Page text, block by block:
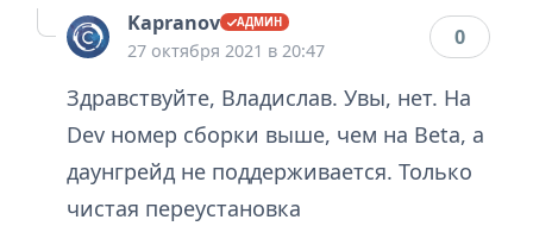
Kapranov
27 октября 2021 в 20:47
0
Здравствуйте, Владислав. Увы, нет. На
Dev номер сборки выше, чем на Beta, а
даунгрейд не поддерживается. Только
чистая переустановка